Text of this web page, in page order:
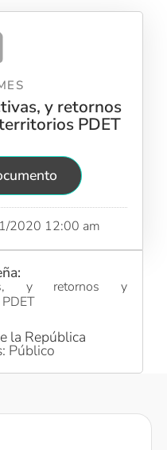
y retornos
PDET
2020 12:00 am
y retornos y
la República
Público